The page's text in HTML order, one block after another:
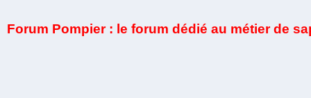
Forum Pompier : le forum dédié au métier de